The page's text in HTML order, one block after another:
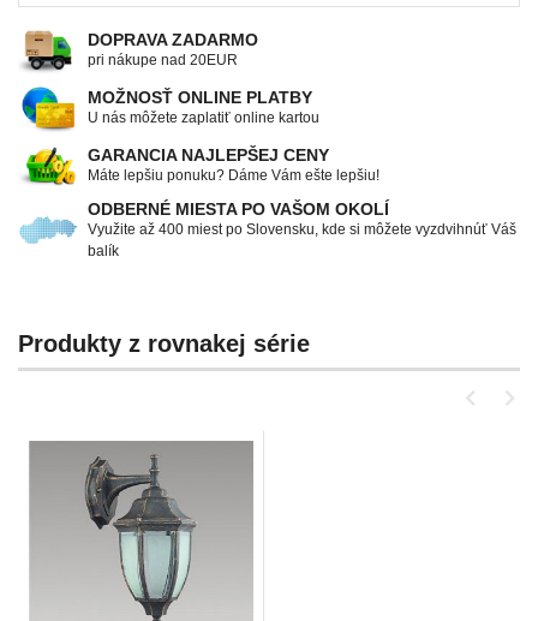
DOPRAVA ZADARMO
pri nákupe nad 20EUR
MOŽNOSŤ ONLINE PLATBY
U nás môžete zaplatiť online kartou
GARANCIA NAJLEPŠEJ CENY
Máte lepšiu ponuku? Dáme Vám ešte lepšiu!
ODBERNÉ MIESTA PO VAŠOM OKOLÍ
Využite až 400 miest po Slovensku, kde si môžete vyzdvihnúť Váš
balík
Produkty z rovnakej série